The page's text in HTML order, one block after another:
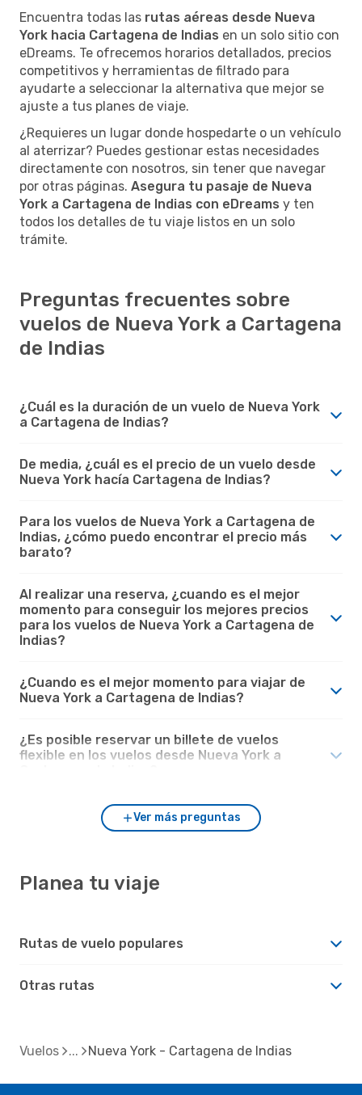
Encuentra todas las rutas aéreas desde Nueva
York hacia Cartagena de Indias en un solo sitio con
eDreams. Te ofrecemos horarios detallados, precios
competitivos y herramientas de filtrado para
ayudarte a seleccionar la alternativa que mejor se
ajuste a tus planes de viaje.
¿Requieres un lugar donde hospedarte o un vehículo
al aterrizar? Puedes gestionar estas necesidades
directamente con nosotros, sin tener que navegar
por otras páginas. Asegura tu pasaje de Nueva
York a Cartagena de Indias con eDreams y ten
todos los detalles de tu viaje listos en un solo
trámite.
Preguntas frecuentes sobre
vuelos de Nueva York a Cartagena
de Indias
¿Cuál es la duración de un vuelo de Nueva York
a Cartagena de Indias?
De media, ¿cuál es el precio de un vuelo desde
Nueva York hacía Cartagena de Indias?
Para los vuelos de Nueva York a Cartagena de
Indias, ¿cómo puedo encontrar el precio más
barato?
Al realizar una reserva, ¿cuando es el mejor
momento para conseguir los mejores precios
para los vuelos de Nueva York a Cartagena de
Indias?
¿Cuando es el mejor momento para viajar de
Nueva York a Cartagena de Indias?
¿Es posible reservar un billete de vuelos
flexible en los vuelos desde Nueva York a
Ver más preguntas
Planea tu viaje
Rutas de vuelo populares
Otras rutas
Vuelos Nueva York - Cartagena de Indias